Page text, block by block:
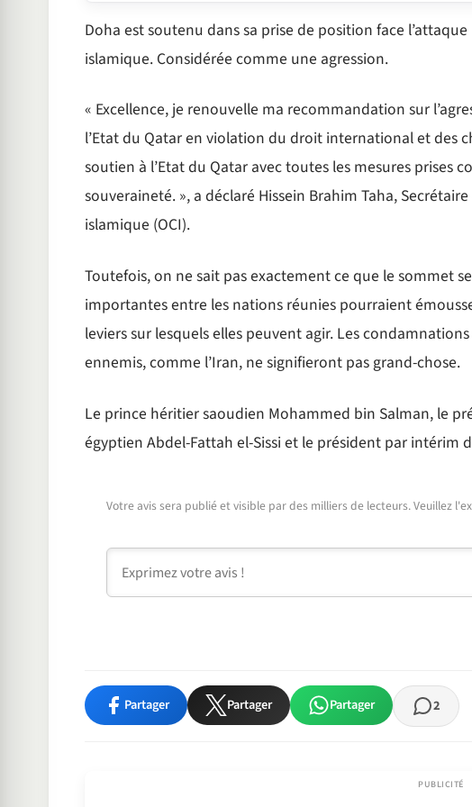
Doha est soutenu dans sa prise de position face
islamique. Considérée comme une agression.
« Excellence, je renouvelle ma recommandation sur
l’Etat du Qatar en violation du droit international et des
soutien à l’Etat du Qatar avec toutes les mesures prises
souveraineté. », a déclaré Hissein Brahim Taha,
islamique (OCI).
Toutefois, on ne sait pas exactement ce que le sommet
importantes entre les nations réunies pourraient
leviers sur lesquels elles peuvent agir. Les
ennemis, comme l’Iran, ne signifieront pas grand-chose.
Le prince héritier saoudien Mohammed bin Salman, le
égyptien Abdel-Fattah el-Sissi et le président par intérim
Votre avis sera publié et visible par des milliers de lecteurs. Veuillez
Partager Partager Partager 2